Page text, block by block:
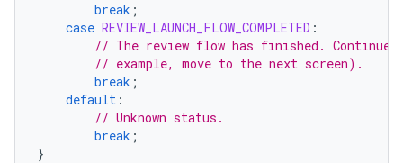
break ;
case REVIEW_LAUNCH_FLOW_COMPLETED :
// The review flow has finished. Continue
// example, move to the next screen).
break ;
default :
// Unknown status.
break ;
}